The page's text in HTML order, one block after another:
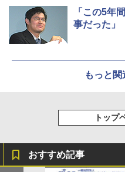
「この5年
事だった」
もっと
トップ
おすすめ記事